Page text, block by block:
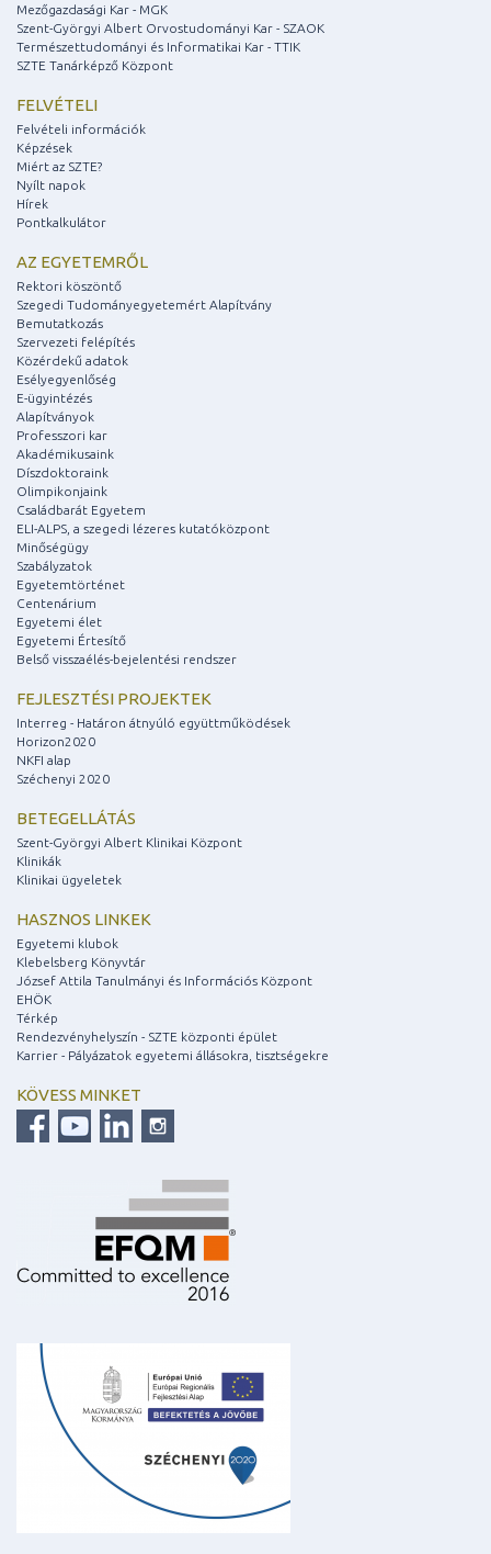
Mezőgazdasági Kar - MGK
Szent-Györgyi Albert Orvostudományi Kar - SZAOK
Természettudományi és Informatikai Kar - TTIK
SZTE Tanárképző Központ
FELVÉTELI
Felvételi információk
Képzések
Miért az SZTE?
Nyílt napok
Hírek
Pontkalkulátor
AZ EGYETEMRŐL
Rektori köszöntő
Szegedi Tudományegyetemért Alapítvány
Bemutatkozás
Szervezeti felépítés
Közérdekű adatok
Esélyegyenlőség
E-ügyintézés
Alapítványok
Professzori kar
Akadémikusaink
Díszdoktoraink
Olimpikonjaink
Családbarát Egyetem
ELI-ALPS, a szegedi lézeres kutatóközpont
Minőségügy
Szabályzatok
Egyetemtörténet
Centenárium
Egyetemi élet
Egyetemi Értesítő
Belső visszaélés-bejelentési rendszer
FEJLESZTÉSI PROJEKTEK
Interreg - Határon átnyúló együttműködések
Horizon2020
NKFI alap
Széchenyi 2020
BETEGELLÁTÁS
Szent-Györgyi Albert Klinikai Központ
Klinikák
Klinikai ügyeletek
HASZNOS LINKEK
Egyetemi klubok
Klebelsberg Könyvtár
József Attila Tanulmányi és Információs Központ
EHÖK
Térkép
Rendezvényhelyszín - SZTE központi épület
Karrier - Pályázatok egyetemi állásokra, tisztségekre
KÖVESS MINKET